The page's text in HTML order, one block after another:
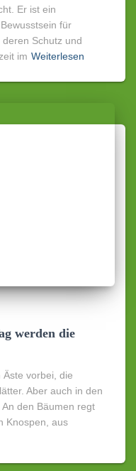
Er ist ein
für
Schutz und
im Weiterlesen
werden die
vorbei, die
Aber auch in den
den Bäumen regt
Knospen, aus